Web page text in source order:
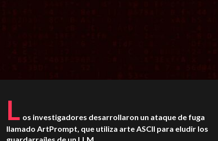
L os investigadores desarrollaron un ataque de fuga
llamado ArtPrompt, que utiliza arte ASCII para eludir los